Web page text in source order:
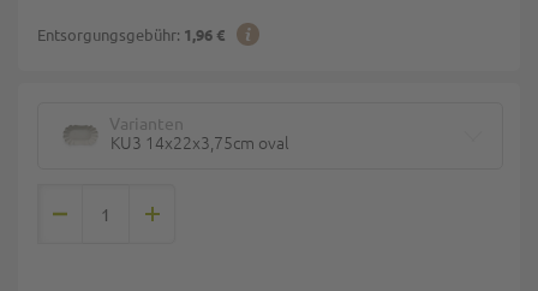
Entsorgungsgebühr: 1,96 €
Varianten
KU3 14x22x3,75cm oval